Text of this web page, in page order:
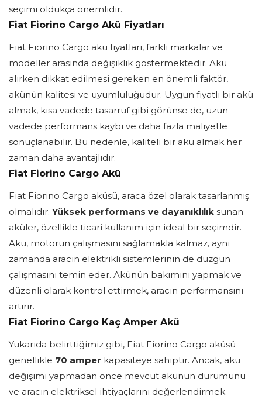
seçimi oldukça önemlidir.
Fiat Fiorino Cargo Akü Fiyatları
Fiat Fiorino Cargo akü fiyatları, farklı markalar ve
modeller arasında değişiklik göstermektedir. Akü
alırken dikkat edilmesi gereken en önemli faktör,
akünün kalitesi ve uyumluluğudur. Uygun fiyatlı bir akü
almak, kısa vadede tasarruf gibi görünse de, uzun
vadede performans kaybı ve daha fazla maliyetle
sonuçlanabilir. Bu nedenle, kaliteli bir akü almak her
zaman daha avantajlıdır.
Fiat Fiorino Cargo Akü
Fiat Fiorino Cargo aküsü, araca özel olarak tasarlanmış
olmalıdır. Yüksek performans ve dayanıklılık sunan
aküler, özellikle ticari kullanım için ideal bir seçimdir.
Akü, motorun çalışmasını sağlamakla kalmaz, aynı
zamanda aracın elektrikli sistemlerinin de düzgün
çalışmasını temin eder. Akünün bakımını yapmak ve
düzenli olarak kontrol ettirmek, aracın performansını
artırır.
Fiat Fiorino Cargo Kaç Amper Akü
Yukarıda belirttiğimiz gibi, Fiat Fiorino Cargo aküsü
genellikle 70 amper kapasiteye sahiptir. Ancak, akü
değişimi yapmadan önce mevcut akünün durumunu
ve aracın elektriksel ihtiyaçlarını değerlendirmek